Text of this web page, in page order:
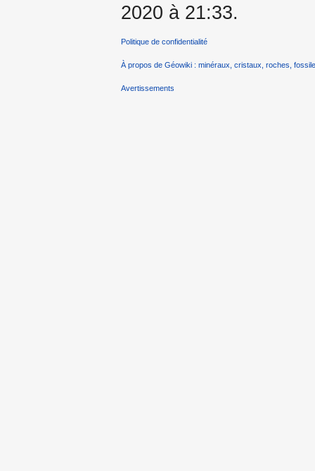
2020 à 21:33.
Politique de confidentialité
À propos de Géowiki : minéraux, cristaux, roches,
Avertissements